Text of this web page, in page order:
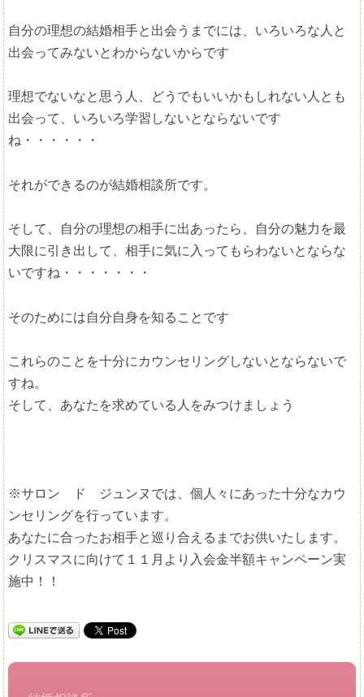
自分の理想の結婚相手と出会うまでには、いろいろな人と
出会ってみないとわからないからです
理想でないなと思う人、どうでもいいかもしれない人とも
出会って、いろいろ学習しないとならないです
ね・・・・・・
それができるのが結婚相談所です。
そして、自分の理想の相手に出あったら、自分の魅力を最
大限に引き出して、相手に気に入ってもらわないとならな
いですね・・・・・・・
そのためには自分自身を知ることです
これらのことを十分にカウンセリングしないとならないで
すね。
そして、あなたを求めている人をみつけましょう
※サロン ド ジュンヌでは、個人々にあった十分なカウ
ンセリングを行っています。
あなたに合ったお相手と巡り合えるまでお供いたします。
クリスマスに向けて１１月より入会金半額キャンペーン実
施中！！